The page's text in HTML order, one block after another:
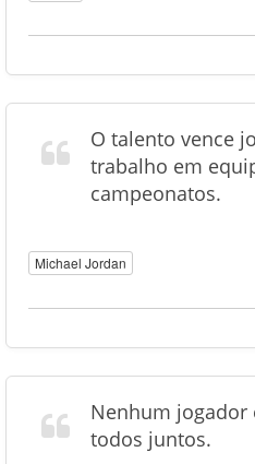
O talento vence
trabalho em
campeonatos.
Michael Jordan
Nenhum jogador
todos juntos.